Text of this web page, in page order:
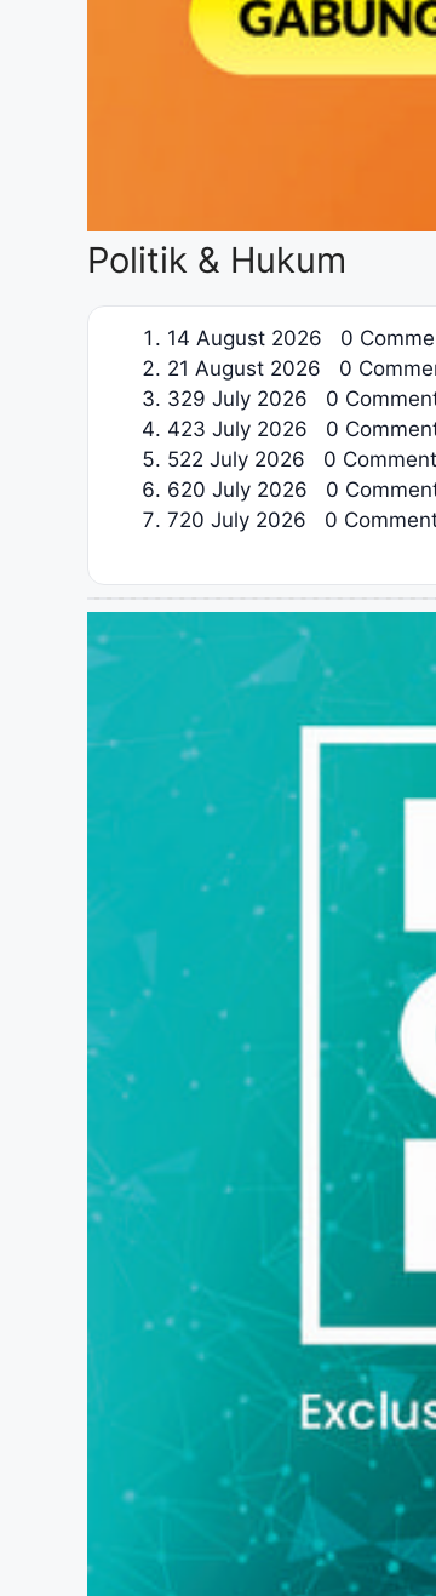
Politik & Hukum
14 August 2026 0
21 August 2026 0
329 July 2026 0
423 July 2026 0
522 July 2026 0 Comment
620 July 2026 0
720 July 2026 0